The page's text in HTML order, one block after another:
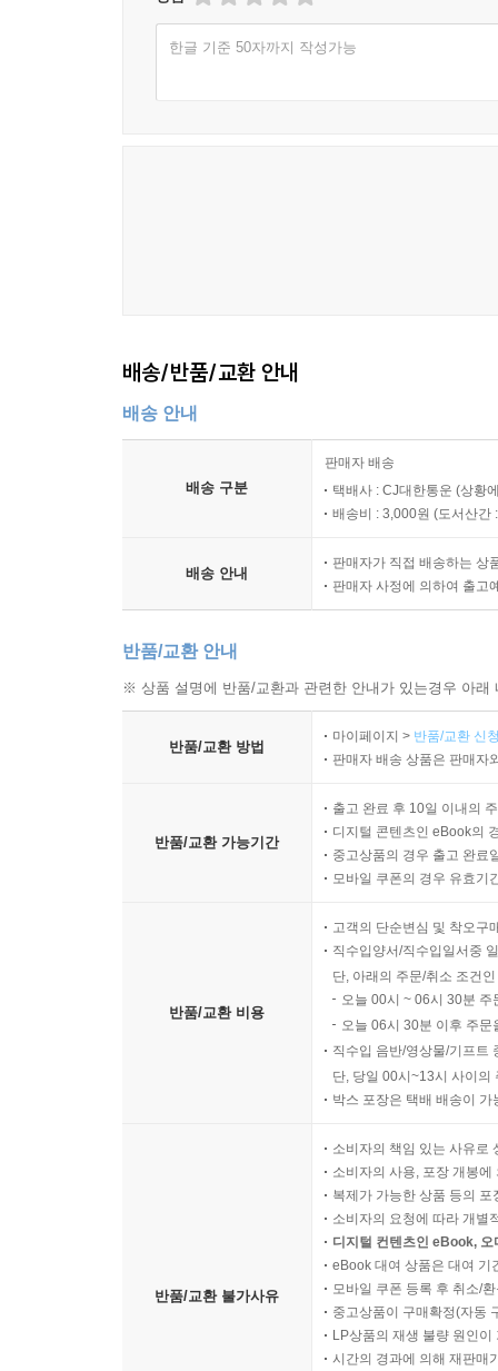
한글 기준 50자까지 작성가능
배송/반품/교환 안내
배송 안내
배송 구분
판매자 배송
택배사 : CJ대한통운 (상황
배송비 : 3,000원 (도서산간
배송 안내
판매자가 직접 배송하는 상
판매자 사정에 의하여 출고
반품/교환 안내
※ 상품 설명에 반품/교환과 관련한 안내가 있는경우 아
반품/교환 방법
마이페이지 > 반품/교환 신
판매자 배송 상품은 판매자
반품/교환 가능기간
출고 완료 후 10일 이내의
디지털 콘텐츠인 eBook의
중고상품의 경우 출고 완료
모바일 쿠폰의 경우 유효기
반품/교환 비용
고객의 단순변심 및 착오구
직수입양서/직수입일서중
단, 아래의 주문/취소 조건
오늘 00시 ~ 06시 30분
오늘 06시 30분 이후 주
직수입 음반/영상물/기프트
단, 당일 00시~13시 사이의
박스 포장은 택배 배송이
반품/교환 불가사유
소비자의 책임 있는 사유로
소비자의 사용, 포장 개봉
복제가 가능한 상품 등의
소비자의 요청에 따라 개별
디지털 컨텐츠인 eBook,
eBook 대여 상품은 대여 기
모바일 쿠폰 등록 후 취소/
중고상품이 구매확정(자동
LP상품의 재생 불량 원인
시간의 경과에 의해 재판매